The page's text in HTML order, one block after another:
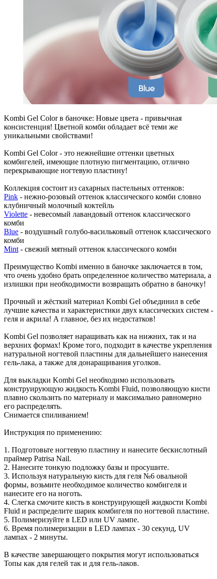
Kombi Gel Color в баночке: Новые цвета - привычная
консистенция! Цветной комби обладает всё теми же
уникальными свойствами!
Kombi Gel Color - это нежнейшие оттенки цветных
комбигелей, имеющие плотную пигментацию, отлично
перекрывающие ногтевую пластину!
Коллекция состоит из сахарных пастельных оттенков:
Pink - нежно-розовый оттенок классического комби словно
клубничный молочный коктейль
Violette - невесомый лавандовый оттенок классического
комби
Blue - воздушный голубо-васильковый оттенок классического
комби
Mint - свежий мятный оттенок классического комби
Преимущество Kombi именно в баночке заключается в том,
что очень удобно брать определенное количество материала, а
излишки при необходимости возвращать обратно в баночку!
Прочный и жёсткий материал Kombi Gel объединил в себе
лучшие качества и характеристики двух классических систем -
геля и акрила! А главное, без их недостатков!
Kombi Gel позволяет наращивать как на нижних, так и на
верхних формах! Кроме того, подходит в качестве укрепления
натуральной ногтевой пластины для дальнейшего нанесения
гель-лака, а также для донаращивания уголков.
Для выкладки Kombi Gel необходимо использовать
конструирующую жидкость Kombi Fluid, позволяющую кисти
плавно скользить по материалу и максимально равномерно
его распределять.
Снимается спиливанием!
Инструкция по применению:
1. Подготовьте ногтевую пластину и нанесите бескислотный
праймер Patrisa Nail.
2. Нанесите тонкую подложку базы и просушите.
3. Используя натуральную кисть для геля №6 овальной
формы, возьмите необходимое количество комбигеля и
нанесите его на ноготь.
4. Слегка смочите кисть в конструирующей жидкости Kombi
Fluid и распределите шарик комбигеля по ногтевой пластине.
5. Полимеризуйте в LED или UV лампе.
6. Время полимеризации в LED лампах - 30 секунд, UV
лампах - 2 минуты.
В качестве завершающего покрытия могут использоваться
Топы как для гелей так и для гель-лаков.